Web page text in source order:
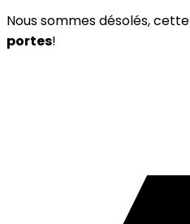
Nous sommes désolés, cette
portes!